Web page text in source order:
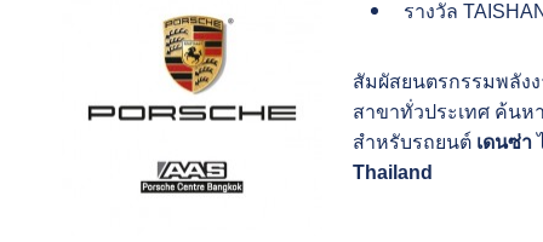
รางวัล
สัมผัสยนตรกรรมพลัง
สาขาทั่วประเทศ ค้น
สำหรับรถยนต์ เดนซ่า
Thailand